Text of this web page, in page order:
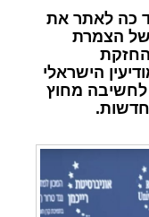
כה לאתר את
של הצמרת
הישראלי
לחשיבה מחוץ
חדשות.